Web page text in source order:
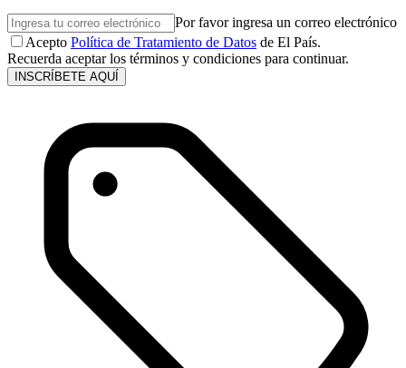
Por favor ingresa un correo electrónico
Acepto Política de Tratamiento de Datos de El País.
Recuerda aceptar los términos y condiciones para continuar.
INSCRÍBETE AQUÍ